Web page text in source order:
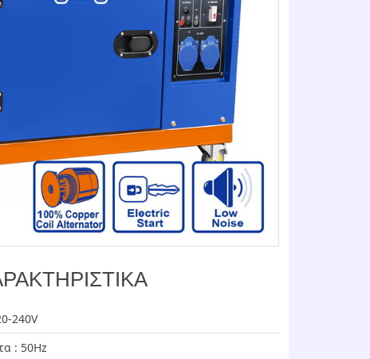
240V
: 50Hz